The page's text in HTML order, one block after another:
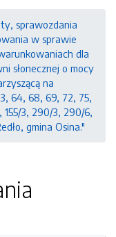
sprawozdania
w sprawie
dla
słonecznej o mocy
na
64, 68, 69, 72, 75,
155/3, 290/3, 290/6,
gmina Osina."